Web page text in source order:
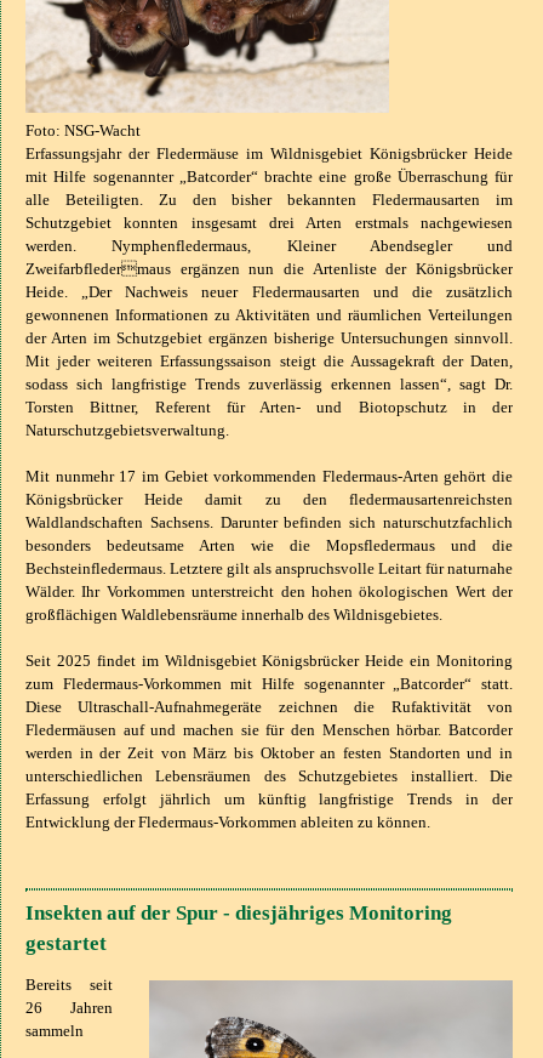
Foto: NSG-Wacht
Erfassungsjahr der Fledermäuse im Wildnisgebiet Königsbrücker Heide
mit Hilfe sogenannter „Batcorder“ brachte eine große Überraschung für
alle Beteiligten. Zu den bisher bekannten Fledermausarten im
Schutzgebiet konnten insgesamt drei Arten erstmals nachgewiesen
werden. Nymphenfledermaus, Kleiner Abendsegler und
Zweifarbfledermaus ergänzen nun die Artenliste der Königsbrücker
Heide. „Der Nachweis neuer Fledermausarten und die zusätzlich
gewonnenen Informationen zu Aktivitäten und räumlichen Verteilungen
der Arten im Schutzgebiet ergänzen bisherige Untersuchungen sinnvoll.
Mit jeder weiteren Erfassungssaison steigt die Aussagekraft der Daten,
sodass sich langfristige Trends zuverlässig erkennen lassen“, sagt Dr.
Torsten Bittner, Referent für Arten- und Biotopschutz in der
Naturschutzgebietsverwaltung.
Mit nunmehr 17 im Gebiet vorkommenden Fledermaus-Arten gehört die
Königsbrücker Heide damit zu den fledermausartenreichsten
Waldlandschaften Sachsens. Darunter befinden sich naturschutzfachlich
besonders bedeutsame Arten wie die Mopsfledermaus und die
Bechsteinfledermaus. Letztere gilt als anspruchsvolle Leitart für naturnahe
Wälder. Ihr Vorkommen unterstreicht den hohen ökologischen Wert der
großflächigen Waldlebensräume innerhalb des Wildnisgebietes.
Seit 2025 findet im Wildnisgebiet Königsbrücker Heide ein Monitoring
zum Fledermaus-Vorkommen mit Hilfe sogenannter „Batcorder“ statt.
Diese Ultraschall-Aufnahmegeräte zeichnen die Rufaktivität von
Fledermäusen auf und machen sie für den Menschen hörbar. Batcorder
werden in der Zeit von März bis Oktober an festen Standorten und in
unterschiedlichen Lebensräumen des Schutzgebietes installiert. Die
Erfassung erfolgt jährlich um künftig langfristige Trends in der
Entwicklung der Fledermaus-Vorkommen ableiten zu können.
Insekten auf der Spur - diesjähriges Monitoring
gestartet
Bereits seit
26 Jahren
sammeln